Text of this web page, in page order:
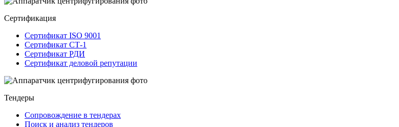
Сертификация
Сертификат ISO 9001
Сертификат СТ-1
Сертификат РДИ
Сертификат деловой репутации
Тендеры
Сопровождение в тендерах
Поиск и анализ тендеров